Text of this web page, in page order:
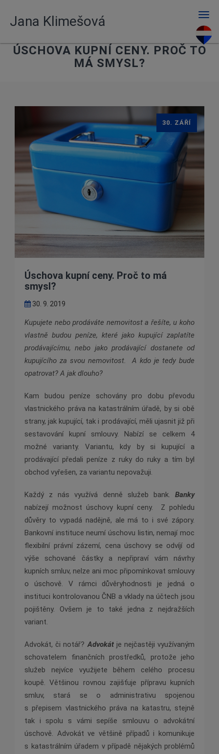
Jana Klimešová
ÚSCHOVA KUPNÍ CENY. PROČ TO
MÁ SMYSL?
Úschova kupní ceny. Proč to má
smysl?
30. 9. 2019
30. ZÁŘÍ
Kupujete nebo prodáváte nemovitost a řešíte, u koho
vlastně budou peníze, které jako kupující zaplatíte
prodávajícímu, nebo jako prodávající dostanete od
kupujícího za svou nemovitost.
A kdo je tedy bude
opatrovat? A jak dlouho?
Kam budou peníze schovány pro dobu převodu
vlastnického práva na katastrálním úřadě, by si obě
strany, jak kupující, tak i prodávající, měli ujasnit již při
sestavování kupní smlouvy. Nabízí se celkem 4
možné varianty. Variantu, kdy by si kupující a
prodávající předali peníze z ruky do ruky a tím byl
obchod vyřešen, za variantu nepovažuji.
Každý z nás využívá denně služeb bank. Banky
nabízejí možnost úschovy kupní ceny.
Z pohledu
důvěry to vypadá nadějně, ale má to i své zápory.
Bankovní instituce neumí úschovu listin, nemají moc
flexibilní právní zázemí, cena úschovy se odvíjí od
výše schované částky a nepřipraví vám návrhy
kupních smluv, nelze ani moc připomínkovat smlouvy
o úschově. V rámci důvěryhodnosti je jedná o
instituci kontrolovanou ČNB a vklady na účtech jsou
pojištěny. Ovšem je to také jedna z nejdražších
variant.
Advokát, či notář?Advokátje nejčastěji využívaným
schovatelem finančních prostředků, protože jeho
služeb nejvíce využijete během celého procesu
koupě. Většinou rovnou zajišťuje přípravu kupních
smluv, stará se o administrativu spojenou
s přepisem vlastnického práva na katastru, stejně
tak i spolu s vámi sepíše smlouvu o advokátní
úschově. Advokát ve většině případů i komunikuje
s katastrálním úřadem v případě nějakých problémů